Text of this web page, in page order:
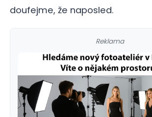
doufejme, že naposled.
Reklama